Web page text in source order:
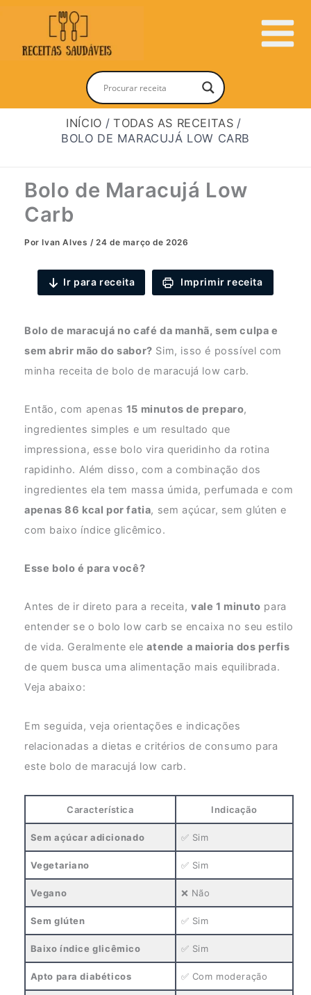
Main
INÍCIO
TODAS AS RECEITAS
BOLO DE MARACUJÁ LOW CARB
Bolo de Maracujá Low
Carb
Por Ivan Alves/24 de março de 2026
Ir para receita Imprimir receita
Bolo de maracujá no café da manhã, sem culpa e
sem abrir mão do sabor? Sim, isso é possível com
minha receita de bolo de maracujá low carb.
Então, com apenas 15 minutos de preparo,
ingredientes simples e um resultado que
impressiona, esse bolo vira queridinho da rotina
rapidinho. Além disso, com a combinação dos
ingredientes ela tem massa úmida, perfumada e com
apenas 86 kcal por fatia, sem açúcar, sem glúten e
com baixo índice glicêmico.
Esse bolo é para você?
Antes de ir direto para a receita, vale 1 minuto para
entender se o bolo low carb se encaixa no seu estilo
de vida. Geralmente eleatende a maioria dos perfis
de quem busca uma alimentação mais equilibrada.
Veja abaixo:
Em seguida, veja orientações e indicações
relacionadas a dietas e critérios de consumo para
este bolo de maracujá low carb.
Característica Indicação
Sem açúcar adicionado ✅ Sim
Vegetariano ✅ Sim
Vegano ❌ Não
Sem glúten ✅ Sim
Baixo índice glicêmico ✅ Sim
Apto para diabéticos ✅ Com moderação